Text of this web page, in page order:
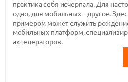
практика себя исчерпала. Для
одно, для мобильных – другое.
примером может служить
мобильных платформ,
акселераторов.